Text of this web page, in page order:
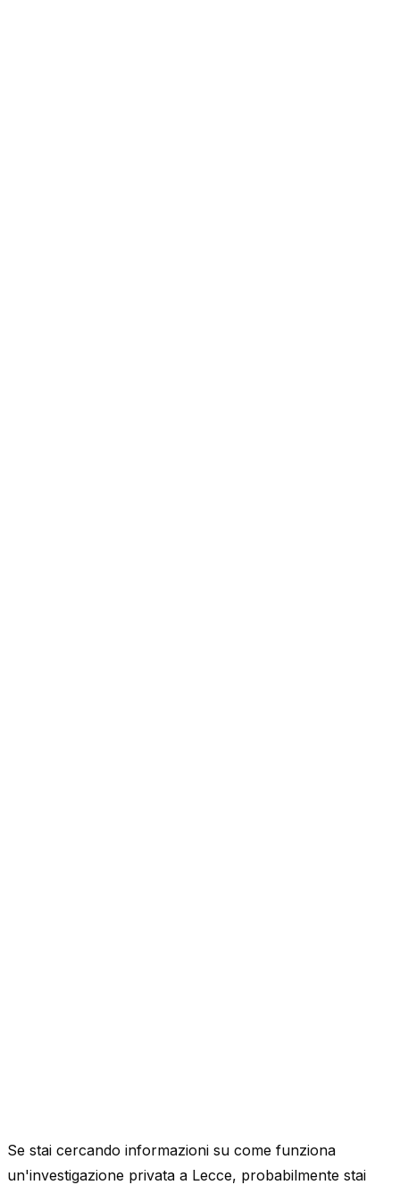
Se stai cercando informazioni su come funziona
un'investigazione privata a Lecce, probabilmente stai